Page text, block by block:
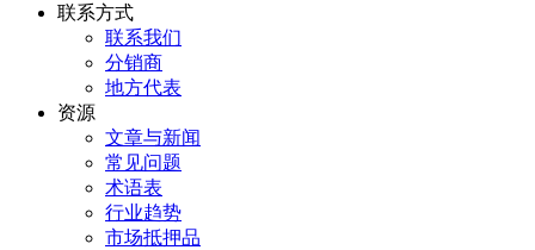
联系方式
联系我们
分销商
地方代表
资源
文章与新闻
常见问题
术语表
行业趋势
市场抵押品